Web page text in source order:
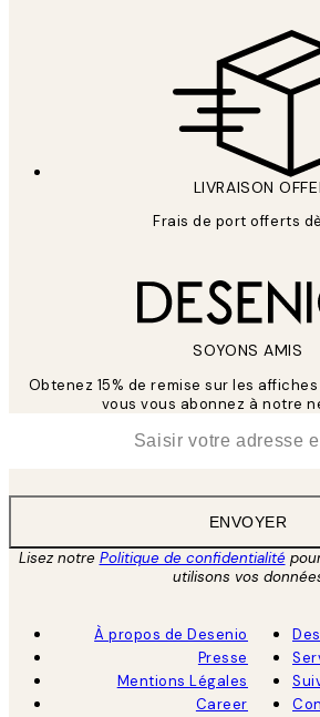
LIVRAISON
Frais de port offerts
SOYONS AMIS
Obtenez 15% de remise sur les
vous vous abonnez à notre
ENVOYER
Lisez notre Politique de confidentialité
utilisons vos
À propos de Desenio
Presse
Mentions Légales
Career